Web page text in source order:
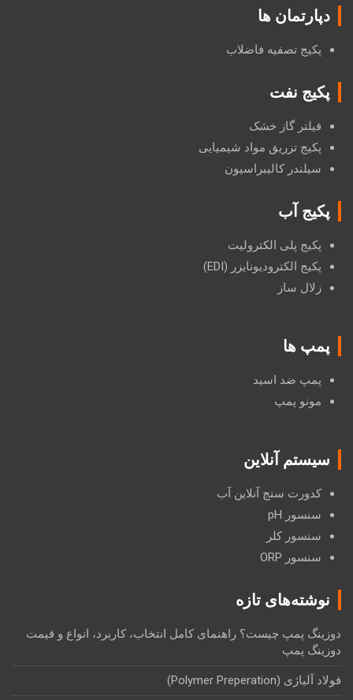
دپارتمان ها
پکیج تصفیه فاضلاب
پکیج نفت
فیلتر گاز خشک
پکیج تزریق مواد شیمیایی
سیلندر کالیبراسیون
پکیج آب
پکیج پلی الکترولیت
پکیج الکترودیونایزر (EDI)
زلال ساز
پمپ ها
پمپ ضد اسید
مونو پمپ
سیستم آنلاین
کدورت سنج آنلاین آب
سنسور pH
سنسور کلر
سنسور ORP
نوشته‌های تازه
دوزینگ پمپ چیست؟ راهنمای کامل انتخاب، کاربرد، انواع و قیمت
دوزینگ پمپ
فولاد آلیاژی (Polymer Preperation)